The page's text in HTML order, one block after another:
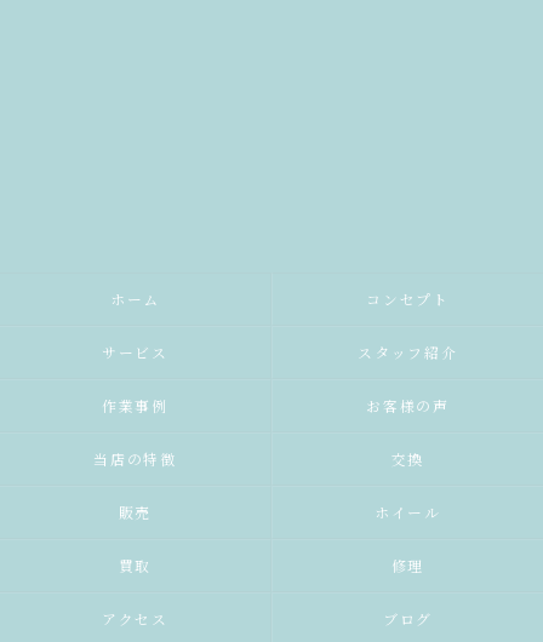
ホーム コンセプト
サービス スタッフ紹介
作業事例 お客様の声
当店の特徴 交換
販売 ホイール
買取 修理
アクセス ブログ